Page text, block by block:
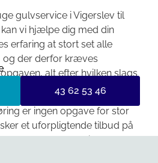
gulvservice i Vigerslev til
vi hjælpe dig med din
erfaring at stort set alle
og der derfor kræves
alt efter hvilken slags
er ingen opgave for stor
et uforpligtende tilbud på
er du velkommen til at kontakte
43 62 53 46